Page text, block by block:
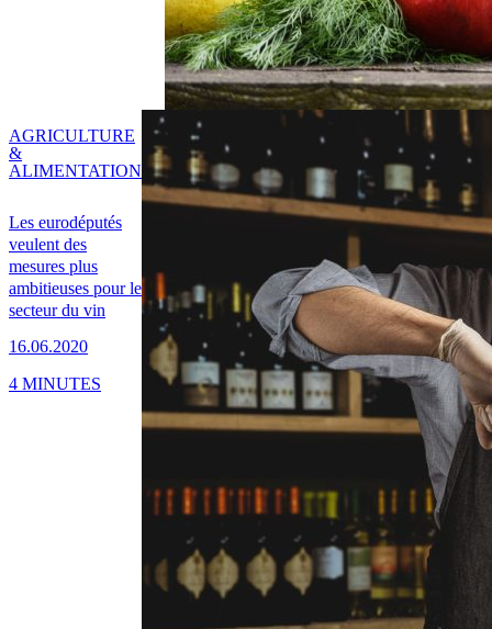
Les eurodéputés
veulent des
mesures plus
ambitieuses pour le
secteur du vin
16.06.2020
AGRICULTURE
&
ALIMENTATION
4 MINUTES